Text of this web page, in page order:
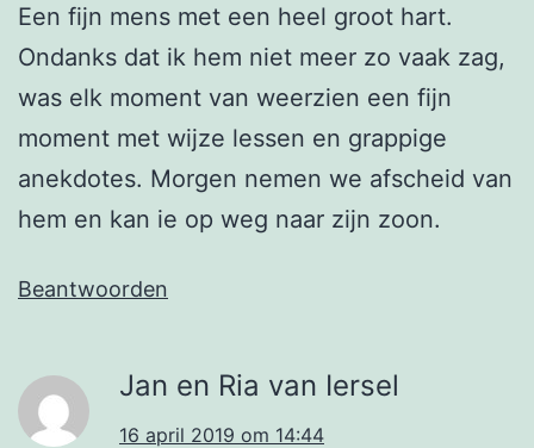
Een fijn mens met een heel groot hart.
Ondanks dat ik hem niet meer zo vaak zag,
was elk moment van weerzien een fijn
moment met wijze lessen en grappige
anekdotes. Morgen nemen we afscheid van
hem en kan ie op weg naar zijn zoon.
Beantwoorden
Jan en Ria van Iersel
16 april 2019 om 14:44